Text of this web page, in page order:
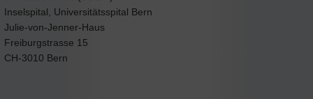
Inselspital, Universitätsspital Bern
Julie-von-Jenner-Haus
Freiburgstrasse 15
CH-3010 Bern